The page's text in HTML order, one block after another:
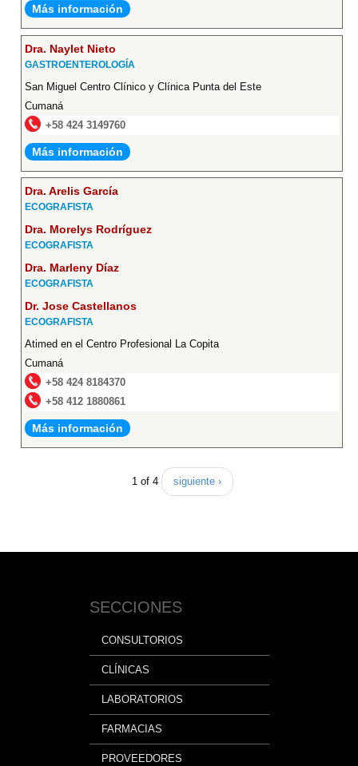
Más información
Dra. Naylet Nieto
GASTROENTEROLOGÍA
San Miguel Centro Clínico y Clínica Punta del Este
Cumaná
+58 424 3149760
Más información
Dra. Arelis García
ECOGRAFISTA
Dra. Morelys Rodríguez
ECOGRAFISTA
Dra. Marleny Díaz
ECOGRAFISTA
Dr. Jose Castellanos
ECOGRAFISTA
Atimed en el Centro Profesional La Copita
Cumaná
+58 424 8184370
+58 412 1880861
Más información
1 of 4 siguiente ›
SECCIONES
CONSULTORIOS
CLÍNICAS
LABORATORIOS
FARMACIAS
PROVEEDORES